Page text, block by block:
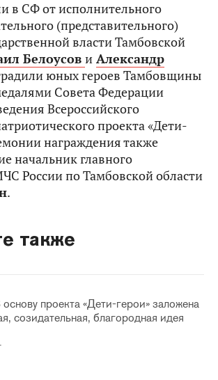
в СФ от исполнительного
(представительного)
власти Тамбовской
Белоусов и Александр
юных героев Тамбовщины
Совета Федерации
Всероссийского
проекта «Дети-
награждения также
начальник главного
России по Тамбовской области
.
также
проекта «Дети-герои» заложена
созидательная, благородная идея